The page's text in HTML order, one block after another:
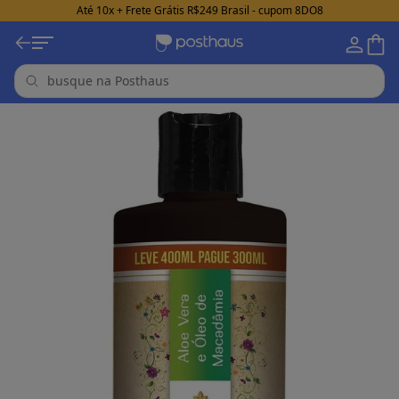
Até 10x + Frete Grátis R$249 Brasil - cupom 8DO8